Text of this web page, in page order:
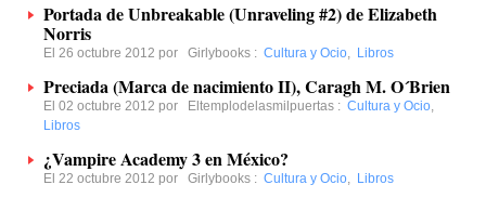
Portada de Unbreakable (Unraveling #2) de Elizabeth
Norris
El 26 octubre 2012 por Girlybooks : Cultura y Ocio, Libros
Preciada (Marca de nacimiento II), Caragh M. O´Brien
El 02 octubre 2012 por Eltemplodelasmilpuertas : Cultura y Ocio,
Libros
¿Vampire Academy 3 en México?
El 22 octubre 2012 por Girlybooks : Cultura y Ocio, Libros